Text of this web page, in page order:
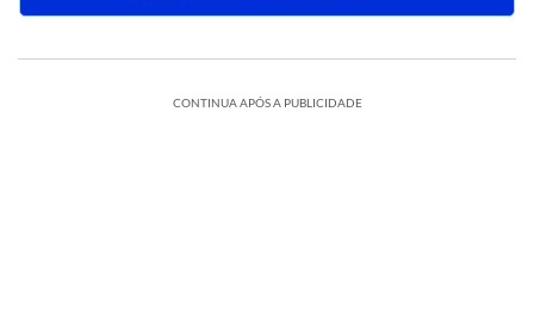
CONTINUA APÓS A PUBLICIDADE